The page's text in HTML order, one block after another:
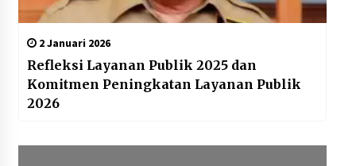
2 Januari 2026
Refleksi Layanan Publik 2025 dan
Komitmen Peningkatan Layanan Publik
2026